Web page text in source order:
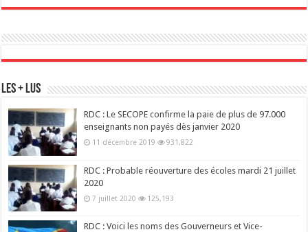
Les + Lus
RDC : Le SECOPE confirme la paie de plus de 97.000
enseignants non payés dès janvier 2020
11 décembre 2019 931,822
RDC : Probable réouverture des écoles mardi 21 juillet
2020
7 juillet 2020 125,193
RDC : Voici les noms des Gouverneurs et Vice-